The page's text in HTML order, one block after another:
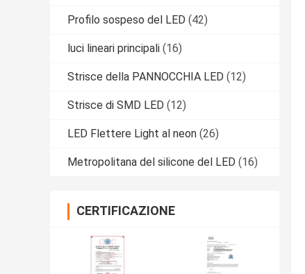
Profilo sospeso del LED (42)
luci lineari principali (16)
Strisce della PANNOCCHIA LED (12)
Strisce di SMD LED (12)
LED Flettere Light al neon (26)
Metropolitana del silicone del LED (16)
CERTIFICAZIONE